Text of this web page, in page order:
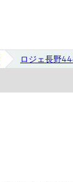
ロジェ長野